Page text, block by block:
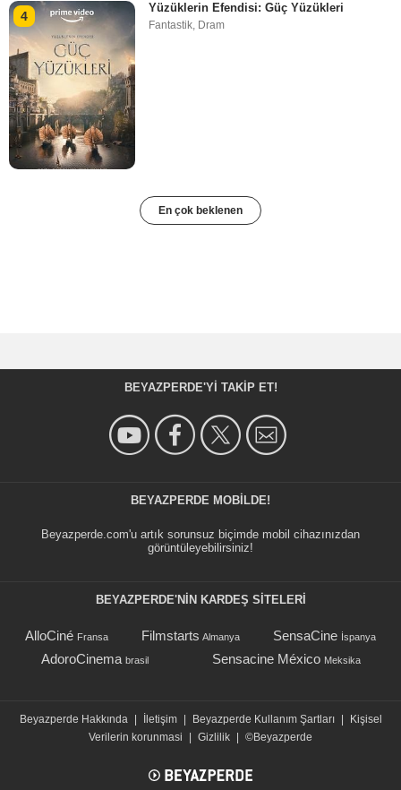
4
Yüzüklerin Efendisi: Güç Yüzükleri
Fantastik, Dram
En çok beklenen
BEYAZPERDE'YI TAKIP ET!
BEYAZPERDE MOBILDE!
Beyazperde.com'u artık sorunsuz biçimde mobil cihazınızdan
görüntüleyebilirsiniz!
BEYAZPERDE'NIN KARDEŞ SİTELERİ
AlloCiné Fransa Filmstarts Almanya SensaCine İspanya
AdoroCinema brasil Sensacine México Meksika
Beyazperde Hakkında İletişim Beyazperde Kullanım Şartları
Kişisel
Verilerin korunmasi
Gizlilik ©Beyazperde